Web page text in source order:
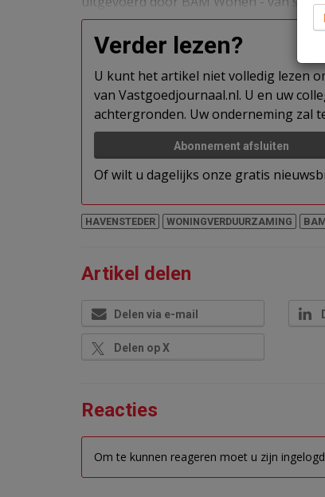
Verder lezen?
U kunt het artikel niet volledig lezen
van Vastgoedjournaal.nl. U en uw
achtergronden. Uw onderneming zal
Abonnement afsluiten
Of wilt u dagelijks onze gratis
HAVENSTEDER WONINGVERDUURZAMING
Artikel delen
Delen via e-mail
Delen op X
Reacties
Om te kunnen reageren moet u zijn